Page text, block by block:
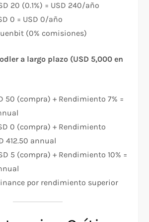
20 (0.1%) = USD 240/año
0 = USD 0/año
(0% comisiones)
a largo plazo (USD 5,000 en
50 (compra) + Rendimiento 7% =
0 (compra) + Rendimiento
412.50 annual
5 (compra) + Rendimiento 10% =
por rendimiento superior